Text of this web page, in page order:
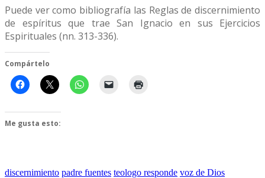
Puede ver como bibliografía las Reglas de discernimiento
de espíritus que trae San Ignacio en sus Ejercicios
Espirituales (nn. 313-336).
Compártelo
Me gusta esto:
discernimiento padre fuentes teologo responde voz de Dios